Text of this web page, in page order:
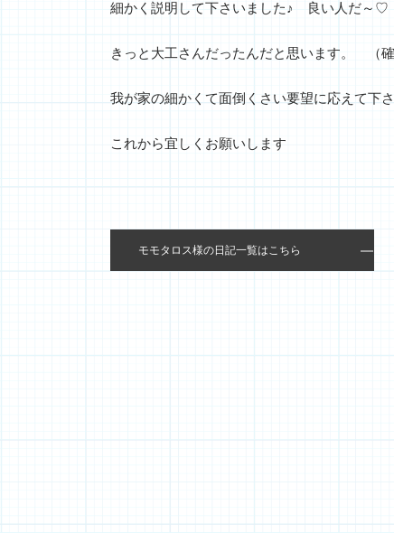
細かく説明して下さいました♪ 良い人だ～♡
きっと大工さんだったんだと思います。 （確
我が家の細かくて面倒くさい要望に応えて下
これから宜しくお願いします
モモタロス様の日記一覧はこちら